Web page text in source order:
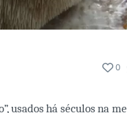
0
usados há séculos na